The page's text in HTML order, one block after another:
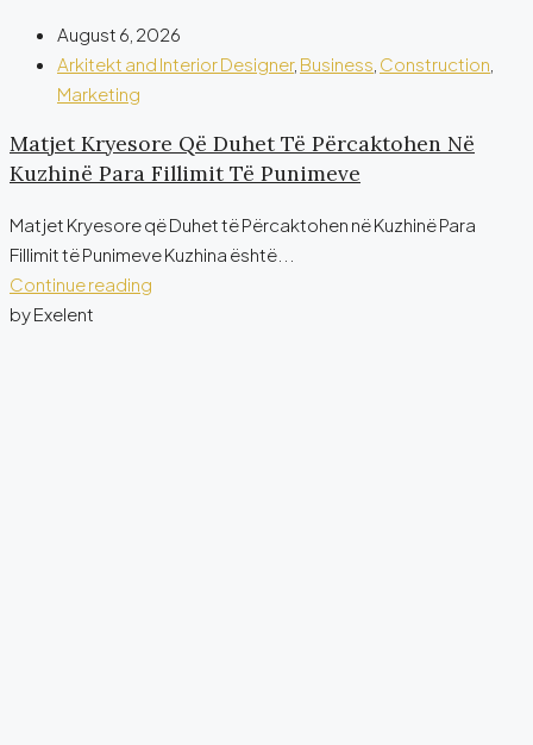
August 6, 2026
Arkitekt and Interior Designer, Business Construction
Marketing
Matjet Kryesore Që Duhet Të Përcaktohen Në
Kuzhinë Para Fillimit Të Punimeve
Matjet Kryesore që Duhet të Përcaktohen në Kuzhinë Para
Fillimit të Punimeve Kuzhina është...
Continue reading
by Exelent